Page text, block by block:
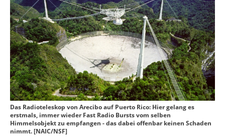
Das Radioteleskop von Arecibo auf Puerto Rico: Hier gelang es
erstmals, immer wieder Fast Radio Bursts vom selben
Himmelsobjekt zu empfangen - das dabei offenbar keinen Schaden
nimmt. [NAIC/NSF]